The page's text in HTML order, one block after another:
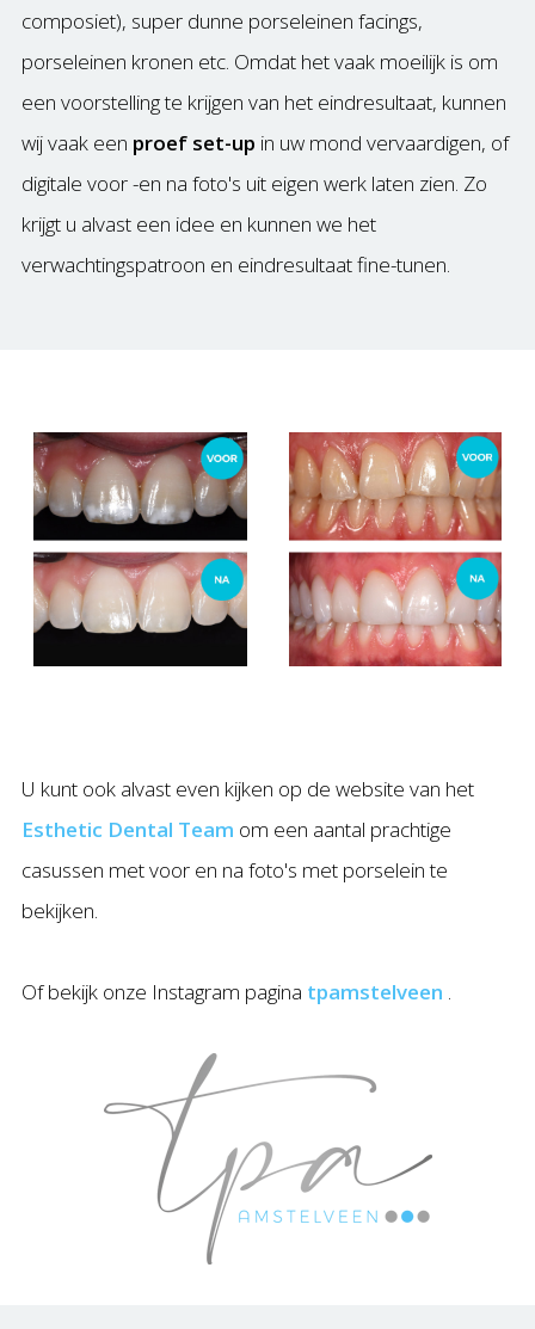
composiet), super dunne porseleinen facings,
porseleinen kronen etc. Omdat het vaak moeilijk is om
een voorstelling te krijgen van het eindresultaat, kunnen
wij vaak een proef set-up in uw mond vervaardigen, of
digitale voor -en na foto's uit eigen werk laten zien. Zo
krijgt u alvast een idee en kunnen we het
verwachtingspatroon en eindresultaat fine-tunen.
U kunt ook alvast even kijken op de website van het
Esthetic Dental Team om een aantal prachtige
casussen met voor en na foto's met porselein te
bekijken.
Of bekijk onze Instagram pagina tpamstelveen .